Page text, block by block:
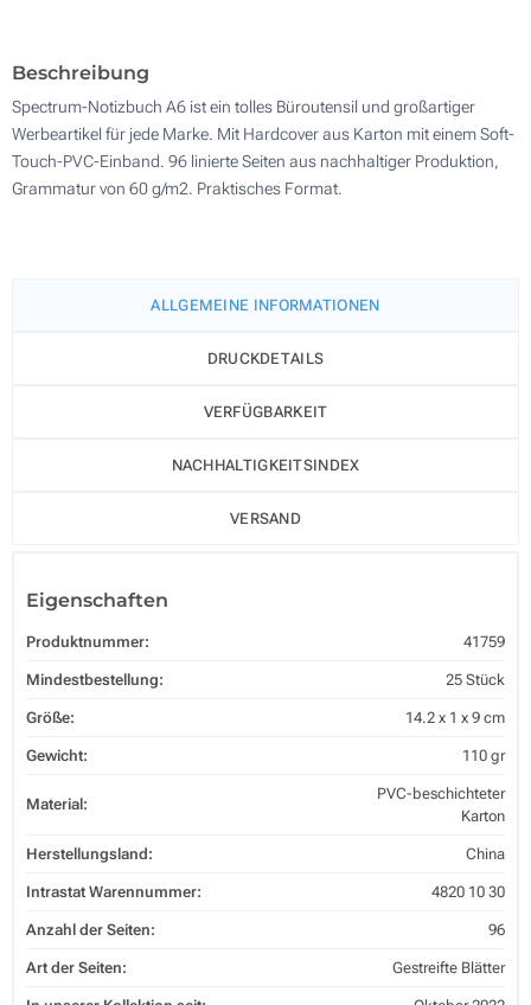
Beschreibung
Spectrum-Notizbuch A6 ist ein tolles Büroutensil und großartiger
Werbeartikel für jede Marke. Mit Hardcover aus Karton mit einem Soft-
Touch-PVC-Einband. 96 linierte Seiten aus nachhaltiger Produktion,
Grammatur von 60 g/m2. Praktisches Format.
ALLGEMEINE INFORMATIONEN
DRUCKDETAILS
VERFÜGBARKEIT
NACHHALTIGKEITSINDEX
VERSAND
Eigenschaften
Produktnummer: 41759
Mindestbestellung: 25 Stück
Größe: 14.2 x 1 x 9 cm
Gewicht: 110 gr
Material:
PVC-beschichteter
Karton
Herstellungsland: China
Intrastat Warennummer: 4820 10 30
Anzahl der Seiten: 96
Art der Seiten: Gestreifte Blätter